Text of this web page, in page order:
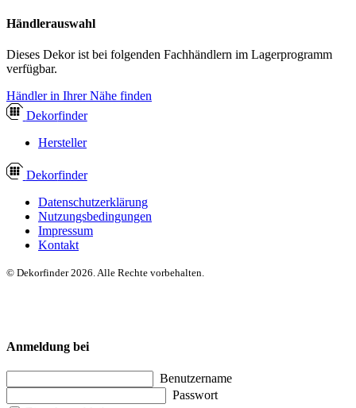
Händlerauswahl
Dieses Dekor ist bei folgenden Fachhändlern im Lagerprogramm
verfügbar.
Händler in Ihrer Nähe finden
Dekorfinder
Hersteller
Dekorfinder
Datenschutzerklärung
Nutzungsbedingungen
Impressum
Kontakt
© Dekorfinder 2026. Alle Rechte vorbehalten.
Anmeldung bei
Benutzername
Passwort